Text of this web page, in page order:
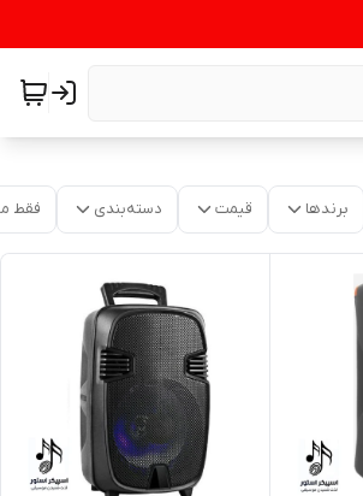
برندها قیمت دسته‌بندی فقط